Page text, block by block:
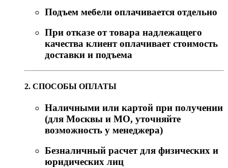
Подъем мебели оплачивается отдельно
При отказе от товара надлежащего
качества клиент оплачивает стоимость
доставки и подъема
2. СПОСОБЫ ОПЛАТЫ
Наличными или картой при получении
(для Москвы и МО, уточняйте
возможность у менеджера)
Безналичный расчет для физических и
юридических лиц